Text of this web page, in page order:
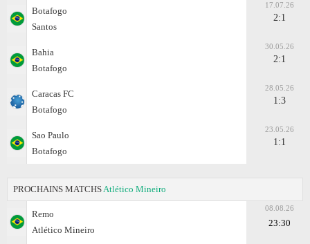
Botafogo
Santos
17.07.26
2:1
Bahia
Botafogo
30.05.26
2:1
Caracas FC
Botafogo
28.05.26
1:3
Sao Paulo
Botafogo
23.05.26
1:1
PROCHAINS MATCHS Atlético Mineiro
Remo
Atlético Mineiro
08.08.26
23:30